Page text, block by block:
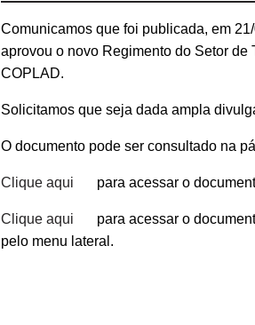
Comunicamos que foi publicada, em
aprovou o novo Regimento do Setor de
COPLAD.
Solicitamos que seja dada ampla
O documento pode ser consultado na
Clique aqui para acessar o
Clique aqui
para acessar o
pelo menu lateral.